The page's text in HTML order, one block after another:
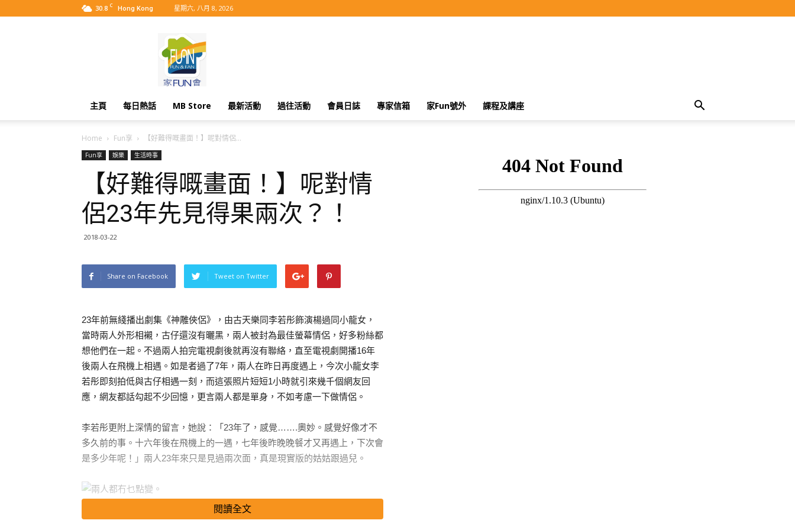
30.8 C Hong Kong 星期六, 八月 8, 2026
主頁 每日熱話 MB Store 最新活動 過往活動 會員日誌 專家信箱 家Fun號外 課程及講座
Home Fun享 【好難得嘅畫面！】呢對情侶...
Fun享 娛樂 生活時事
【好難得嘅畫面！】呢對情
侶23年先見得果兩次？！
2018-03-22
Share on Facebook Tweet on Twitter
23年前無綫播出劇集《神雕俠侶》，由古天樂同李若彤飾演楊過同小龍女，
當時兩人外形相襯，古仔還沒有曬黑，兩人被封為最佳螢幕情侶，好多粉絲都
想他們在一起。不過兩人拍完電視劇後就再沒有聯絡，直至電視劇開播16年
後兩人在飛機上相遇。如是者過了7年，兩人在昨日再度遇上，今次小龍女李
若彤即刻拍低與古仔相遇一刻，而這張照片短短1小時就引來幾千個網友回
應，網友都話勾起不少回憶，更言兩人都是單身，不如考慮一下做情侶。
李若彤更附上深情的留言，她說：「23年了，感覺…….奧妙。感覺好像才不
多久前的事。十六年後在飛機上的一遇，七年後昨晚晚餐才又再遇上，下次會
是多少年呢！」兩人23年來只是見過兩次面，真是現實版的姑姑跟過兒。
兩人都冇乜點變。
閱讀全文